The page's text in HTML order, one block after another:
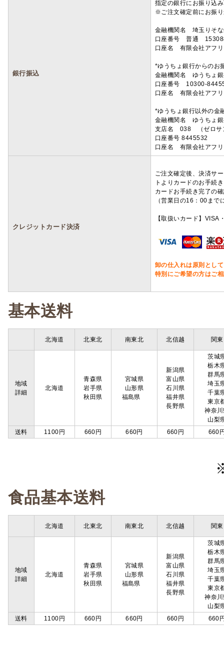
銀行振込
指定の銀行にお振り込
※ご注文確定前にお振
金融機関名 埼玉りそ
口座番号 普通
口座名 有限会社アフ
*ゆうちょ銀行からのお
金融機関名 ゆうちょ
口座番号 10300-
口座名 有限会社アフ
*ゆうちょ銀行以外の金
金融機関名 ゆうちょ
支店名 038 （ゼロサ
口座番号 8445532
口座名 有限会社アフ
クレジットカード決済
ご注文確定後、決済サ
トよりカードのお手続
カードお手続き完了の
（営業日の16：00ま
【取扱いカード】
卸の仕入れは原則とし
特別にご希望の方はご
基本送料
北海道 北東北 南東北 北信越 関東
地域
詳細
北海道
青森県
岩手県
秋田県
宮城県
山形県
福島県
新潟県
富山県
石川県
福井県
長野県
茨城
栃木
群馬
埼玉
千葉
東京
神奈
山梨
送料
1100円 660円 660円 660円 660
食品基本送料
北海道 北東北 南東北 北信越 関東
地域
詳細
北海道
青森県
岩手県
秋田県
宮城県
山形県
福島県
新潟県
富山県
石川県
福井県
長野県
茨城
栃木
群馬
埼玉
千葉
東京
神奈
山梨
送料
1100円 660円 660円 660円 660